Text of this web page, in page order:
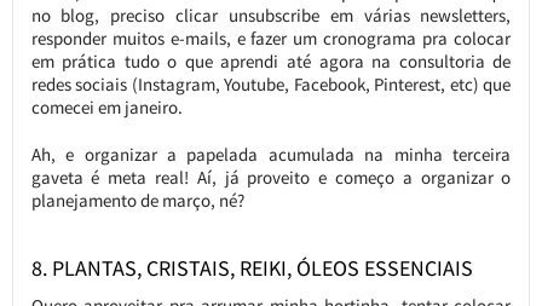
no blog, preciso clicar unsubscribe em várias newsletters,
responder muitos e-mails, e fazer um cronograma pra colocar
em prática tudo o que aprendi até agora na consultoria de
redes sociais (Instagram, Youtube, Facebook, Pinterest, etc) que
comecei em janeiro.
Ah, e organizar a papelada acumulada na minha terceira
gaveta é meta real! Aí, já proveito e começo a organizar o
planejamento de março, né?
8. PLANTAS, CRISTAIS, REIKI, ÓLEOS ESSENCIAIS